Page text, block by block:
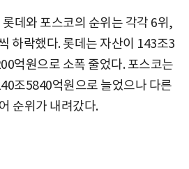
데와 포스코의 순위는 각각 6위,
하락했다. 롯데는 자산이 143조3
억원으로 소폭 줄었다. 포스코는
조5840억원으로 늘었으나 다른
순위가 내려갔다.